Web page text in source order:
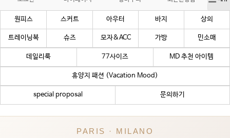
원피스 스커트 아우터 바지 상의
트레이닝복 슈즈 모자&ACC 가방 민소매
데일리룩 77사이즈 MD 추천 아이템
휴양지 패션 (Vacation Mood)
special proposal 문의하기
PARIS · MILANO